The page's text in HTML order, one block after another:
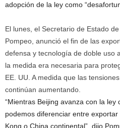
adopción de la ley como
El lunes, el Secretario de Estado
Pompeo, anunció el fin de las
defensa y tecnología de doble uso
la medida era necesaria para
EE. UU. A medida que las
continúan aumentando.
“Mientras Beijing avanza con la
podemos diferenciar entre
Kong o China continental”, dijo